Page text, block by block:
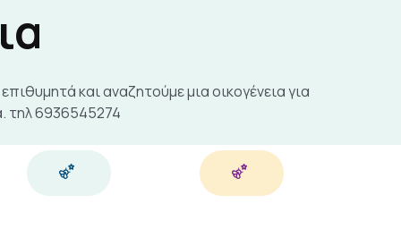
και αναζητούμε μια οικογένεια για
τηλ 6936545274